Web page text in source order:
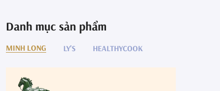
Danh mục sản phẩm
MINH LONG LY'S HEALTHYCOOK